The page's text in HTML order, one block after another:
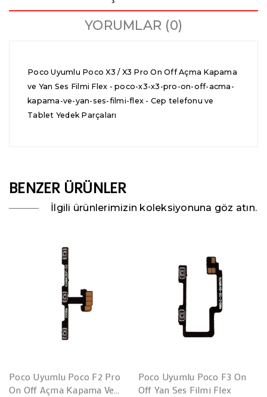
YORUMLAR (0)
Poco Uyumlu Poco X3 / X3 Pro On Off Açma Kapama
ve Yan Ses Filmi Flex - poco-x3-x3-pro-on-off-acma-
kapama-ve-yan-ses-filmi-flex - Cep telefonu ve
Tablet Yedek Parçaları
BENZER ÜRÜNLER
İlgili ürünlerimizin koleksiyonuna göz atın.
Poco Uyumlu Poco F2 Pro
On Off Açma Kapama Ve
Poco Uyumlu Poco F3 On
Off Yan Ses Filmi Flex